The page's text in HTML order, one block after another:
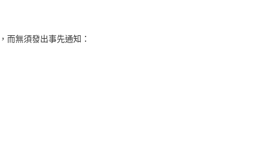
而無須發出事先通知 ：